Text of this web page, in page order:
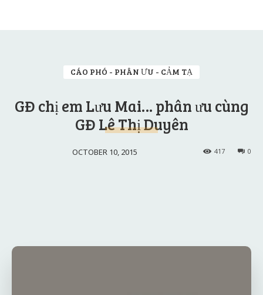
CÁO PHÓ - PHÂN ƯU - CẢM TẠ
GĐ chị em Lưu Mai… phân ưu cùng
GĐ Lê Thị Duyên
OCTOBER 10, 2015 0
417